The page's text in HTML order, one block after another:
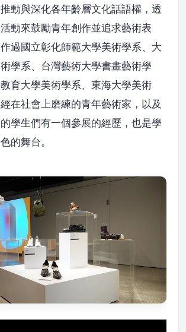
動與深化各年齡層文化話語權，透
動來鼓勵青年創作並追求藝術表
過國立彰化師範大學美術學系、大
學系、台灣藝術大學書畫藝術學
育大學美術學系、東海大學美術
在社會上磨練的青年藝術家，以及
學生們有一個參展的經歷，也是學
的舞台。